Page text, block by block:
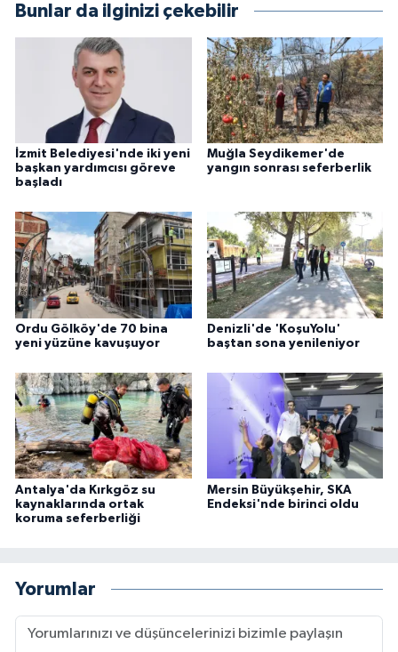
Bunlar da ilginizi çekebilir
İzmit Belediyesi'nde iki yeni
başkan yardımcısı göreve
başladı
Muğla Seydikemer'de
yangın sonrası seferberlik
Ordu Gölköy'de 70 bina
yeni yüzüne kavuşuyor
Denizli'de 'KoşuYolu'
baştan sona yenileniyor
Antalya'da Kırkgöz su
kaynaklarında ortak
koruma seferberliği
Mersin Büyükşehir, SKA
Endeksi'nde birinci oldu
Yorumlar